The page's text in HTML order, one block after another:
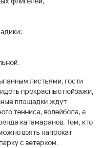
листьями, гости
прекрасные пейзажи,
площадки ждут
тенниса, волейбола, а
катамаранов. Тем, кто
взять напрокат
с ветерком.